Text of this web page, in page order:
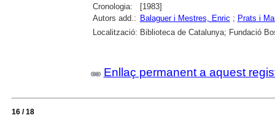
Cronologia:
[1983]
Autors add.: Balaguer i Mestres, Enric ; Prats i
Localització: Biblioteca de Catalunya; Fundació
Enllaç permanent a aquest
16 / 18